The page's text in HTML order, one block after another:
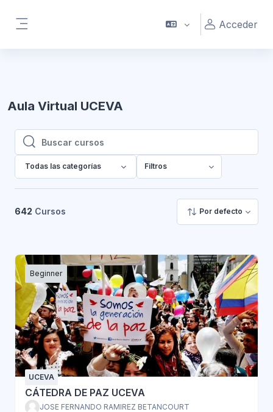
Acceder
Aula Virtual UCEVA
Buscar cursos
Buscar cursos
Todas las categorías Filtros
642 Cursos Por defecto
Beginner
UCEVA
CÁTEDRA DE PAZ UCEVA
JOSE FERNANDO RAMIREZ BETANCOURT